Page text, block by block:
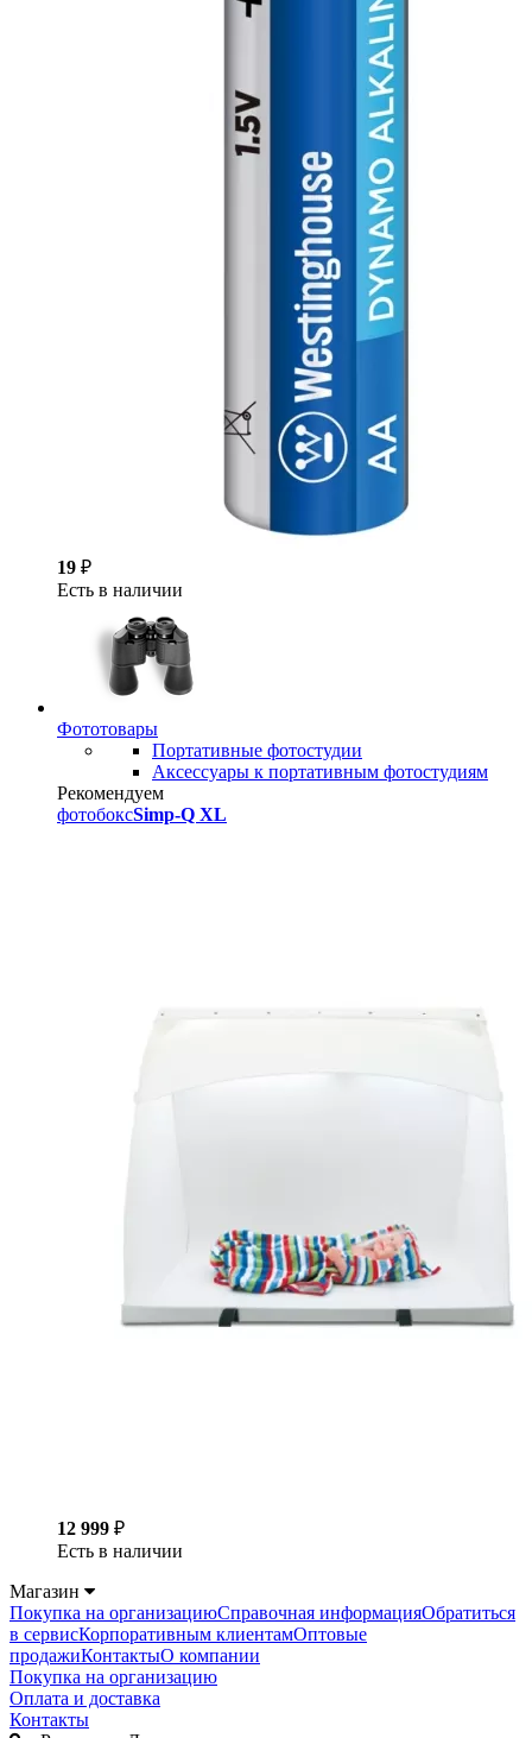
19 ₽
Есть в наличии
Фототовары
Портативные фотостудии
Аксессуары к портативным фотостудиям
Рекомендуем
фотобоксSimp-Q XL
12 999 ₽
Есть в наличии
Магазин
Покупка на организациюСправочная информацияОбратиться
в сервисКорпоративным клиентамОптовые
продажиКонтактыО компании
Покупка на организацию
Оплата и доставка
Контакты